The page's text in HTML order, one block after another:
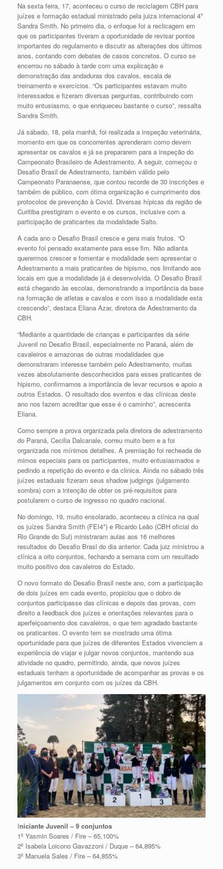
Na sexta feira, 17, aconteceu o curso de reciclagem CBH para
juízes e formação estadual ministrado pela juiza internacional 4*
Sandra Smith. No primeiro dia, o enfoque foi a reclicagem em
que os participantes tiveram a oportunidade de revisar pontos
importantes do regulamento e discutir as alterações dos últimos
anos, contando com debates de casos concretos. O curso se
encerrou no sábado à tarde com uma explicação e
demonstração das andaduras dos cavalos, escala de
treinamento e exercícios. “Os participantes estavam muito
interessados e fizeram diversas perguntas, contribuindo com
muito entusiasmo, o que enriqueceu bastante o curso”, ressalta
Sandra Smith.
Já sábado, 18, pela manhã, foi realizada a inspeção veterinária,
momento em que os concorrentes aprenderam como devem
apresentar os cavalos e já se prepararem para a inspeção do
Campeonato Brasileiro de Adestramento. A seguir, começou o
Desafio Brasil de Adestramento, também válido pelo
Campeonato Paranaense, que contou recorde de 30 inscrições e
também de público, com ótima organização e cumprimento dos
protocolos de prevenção à Covid. Diversas hípicas da região de
Curitiba prestigiram o evento e os cursos, inclusive com a
participação de praticantes da modalidade Salto.
A cada ano o Desafio Brasil cresce e gera mais frutos. “O
evento foi pensado exatamente para esse fim. Não adianta
querermos crescer e fomentar e modalidade sem apresentar o
Adestramento a mais praticantes de hipismo, nos limitando aos
locais em que a modalidade já é desenvolvida. O Desafio Brasil
está chegando às escolas, demonstrando a importância da base
na formação de atletas e cavalos e com isso a modalidade esta
crescendo”, destaca Eliana Azar, diretora de Adestramento da
CBH.
“Mediante a quantidade de crianças e participantes da série
Juvenil no Desafio Brasil, especialmente no Paraná, além de
cavaleiros e amazonas de outras modalidades que
demonstraram interesse também pelo Adestramento, muitas
vezes absolutamente desconhecidos para esses praticantes de
hipismo, confirmamos a importância de levar recursos e apoio a
outros Estados. O resultado dos eventos e das clínicas deste
ano nos fazem acreditar que esse é o caminho”, acrescenta
Eliana.
Como sempre a prova organizada pela diretora de adestramento
do Paraná, Cecilia Dalcanale, correu muito bem e a foi
organizada nos mínimos detalhes. A premiação foi recheada de
mimos especiais para os participantes, muito entusiasmados e
pedindo a repetição do evento e da clinica. Ainda no sábado três
juízes estaduais fizeram seus shadow judgings (julgamento
sombra) com a intenção de obter os pré-requisitos para
postularem o curso de ingresso no quadro nacional.
No domingo, 19, muito ensolarado, aconteceu a clínica na qual
os juízes Sandra Smith (FEI4*) e Ricardo Leão (CBH oficial do
Rio Grande do Sul) ministraram aulas aos 16 melhores
resultados do Desafio Brasl do dia anterior. Cada juiz ministrou a
clínica a oito conjuntos, fechando a semana com um resultado
muito positivo dos cavaleiros do Estado.
O novo formato do Desafio Brasil neste ano, com a participação
de dois juízes em cada evento, propiciou que o dobro de
conjuntos participasse das clínicas e depois das provas, com
direito a feedback dos juízes e orientações relevantes para o
aperfeiçoamento dos cavaleiros, o que tem agradado bastante
os praticantes. O evento tem se mostrado uma ótima
oportunidade para que juízes de diferentes Estados vivenciem a
experiência de viajar e julgar novos conjuntos, mantendo sua
atividade no quadro, permitindo, ainda, que novos juízes
estaduais tenham a oportunidade de acompanhar as provas e os
julgamentos em conjunto com os juízes da CBH.
Iniciante Juvenil – 9 conjuntos
1º Yasmin Soares / Fire – 65,100%
2º Isabela Loicono Gavazzoni / Duque – 64,895%
3º Manuela Sales / Fire – 64,855%